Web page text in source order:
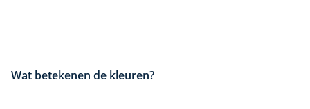
Wat betekenen de kleuren?